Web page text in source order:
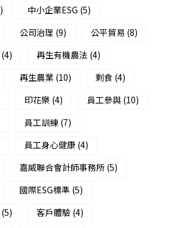
中小企業ESG (5)
公司治理 (9) 公平貿易 (8)
(4) 再生有機農法 (4)
再生農業 (10) 剩食 (4)
印花樂 (4) 員工參與 (10)
員工訓練 (7)
員工身心健康 (4)
嘉威聯合會計師事務所 (5)
國際ESG標準 (5)
(5) 客戶體驗 (4)